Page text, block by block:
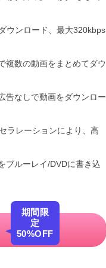
ウンロード、最大320kbps
複数の動画をまとめてダウ
告なしで動画をダウンロー
ラレーションにより、高
ブルーレイ/DVDに書き込
期間限
定
50%OFF